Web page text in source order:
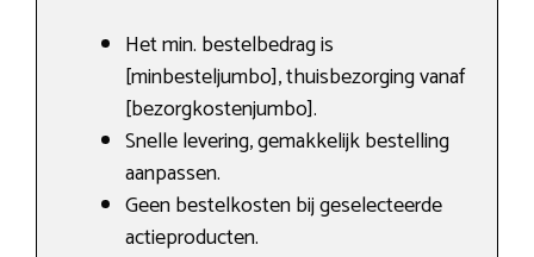
Het min. bestelbedrag is
[minbesteljumbo], thuisbezorging vanaf
[bezorgkostenjumbo].
Snelle levering, gemakkelijk bestelling
aanpassen.
Geen bestelkosten bij geselecteerde
actieproducten.